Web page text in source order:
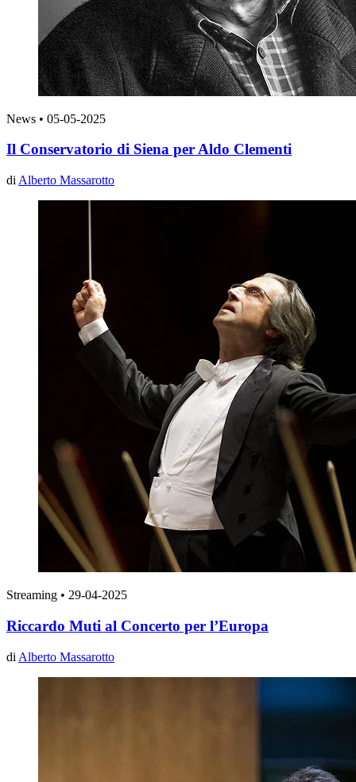
News • 05-05-2025
Il Conservatorio di Siena per Aldo Clementi
di Alberto Massarotto
Streaming • 29-04-2025
Riccardo Muti al Concerto per l’Europa
di Alberto Massarotto